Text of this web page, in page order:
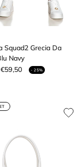
Squad2 Grecia Da
Navy
€59,50 - 25%